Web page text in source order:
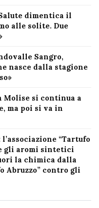
dimentica il
alle solite. Due
Sangro,
nasce dalla stagione
Molise si continua a
ma poi si va in
“Tartufo
gli aromi sintetici
la chimica dalla
Abruzzo” contro gli